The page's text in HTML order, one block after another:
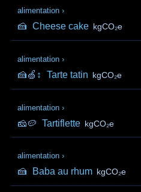
alimentation ›
🍰 Cheese cake kgCO₂e
alimentation ›
🍰🍏↕️ Tarte tatin kgCO₂e
alimentation ›
🧀🥔 Tartiflette kgCO₂e
alimentation ›
🍰 Baba au rhum kgCO₂e